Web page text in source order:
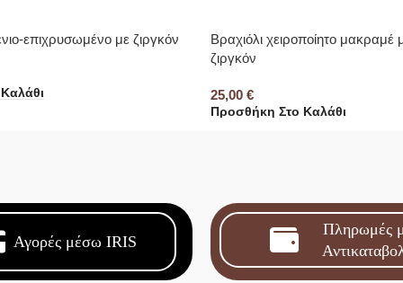
επιχρυσωμένο με ζιργκόν
Βραχιόλι χειροποίητο μακραμέ
ζιργκόν
25,00 €
Προσθήκη Στο Καλάθι
Αγορές μέσω IRIS
Πληρωμές